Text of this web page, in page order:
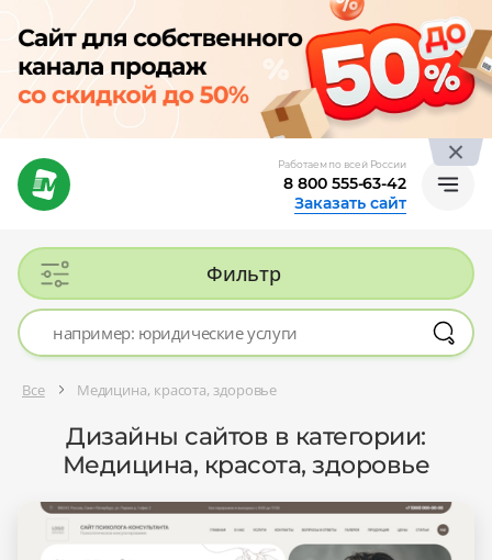
Работаем по всей России
8 800 555-63-42
Заказать сайт
Фильтр
Все Медицина, красота, здоровье
Дизайны сайтов в категории:
Медицина, красота, здоровье